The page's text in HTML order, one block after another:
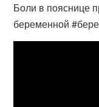
Боли в пояснице
беременной